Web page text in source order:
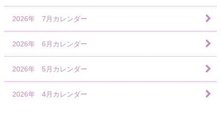
2026年 7月カレンダー
2026年 6月カレンダー
2026年 5月カレンダー
2026年 4月カレンダー